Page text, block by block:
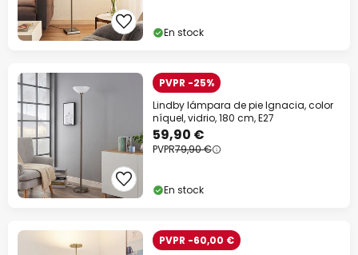
En stock
PVPR -25%
Lindby lámpara de pie Ignacia, color
níquel, vidrio, 180 cm, E27
59,90 €
PVPR79,90 €
En stock
PVPR -60,00 €